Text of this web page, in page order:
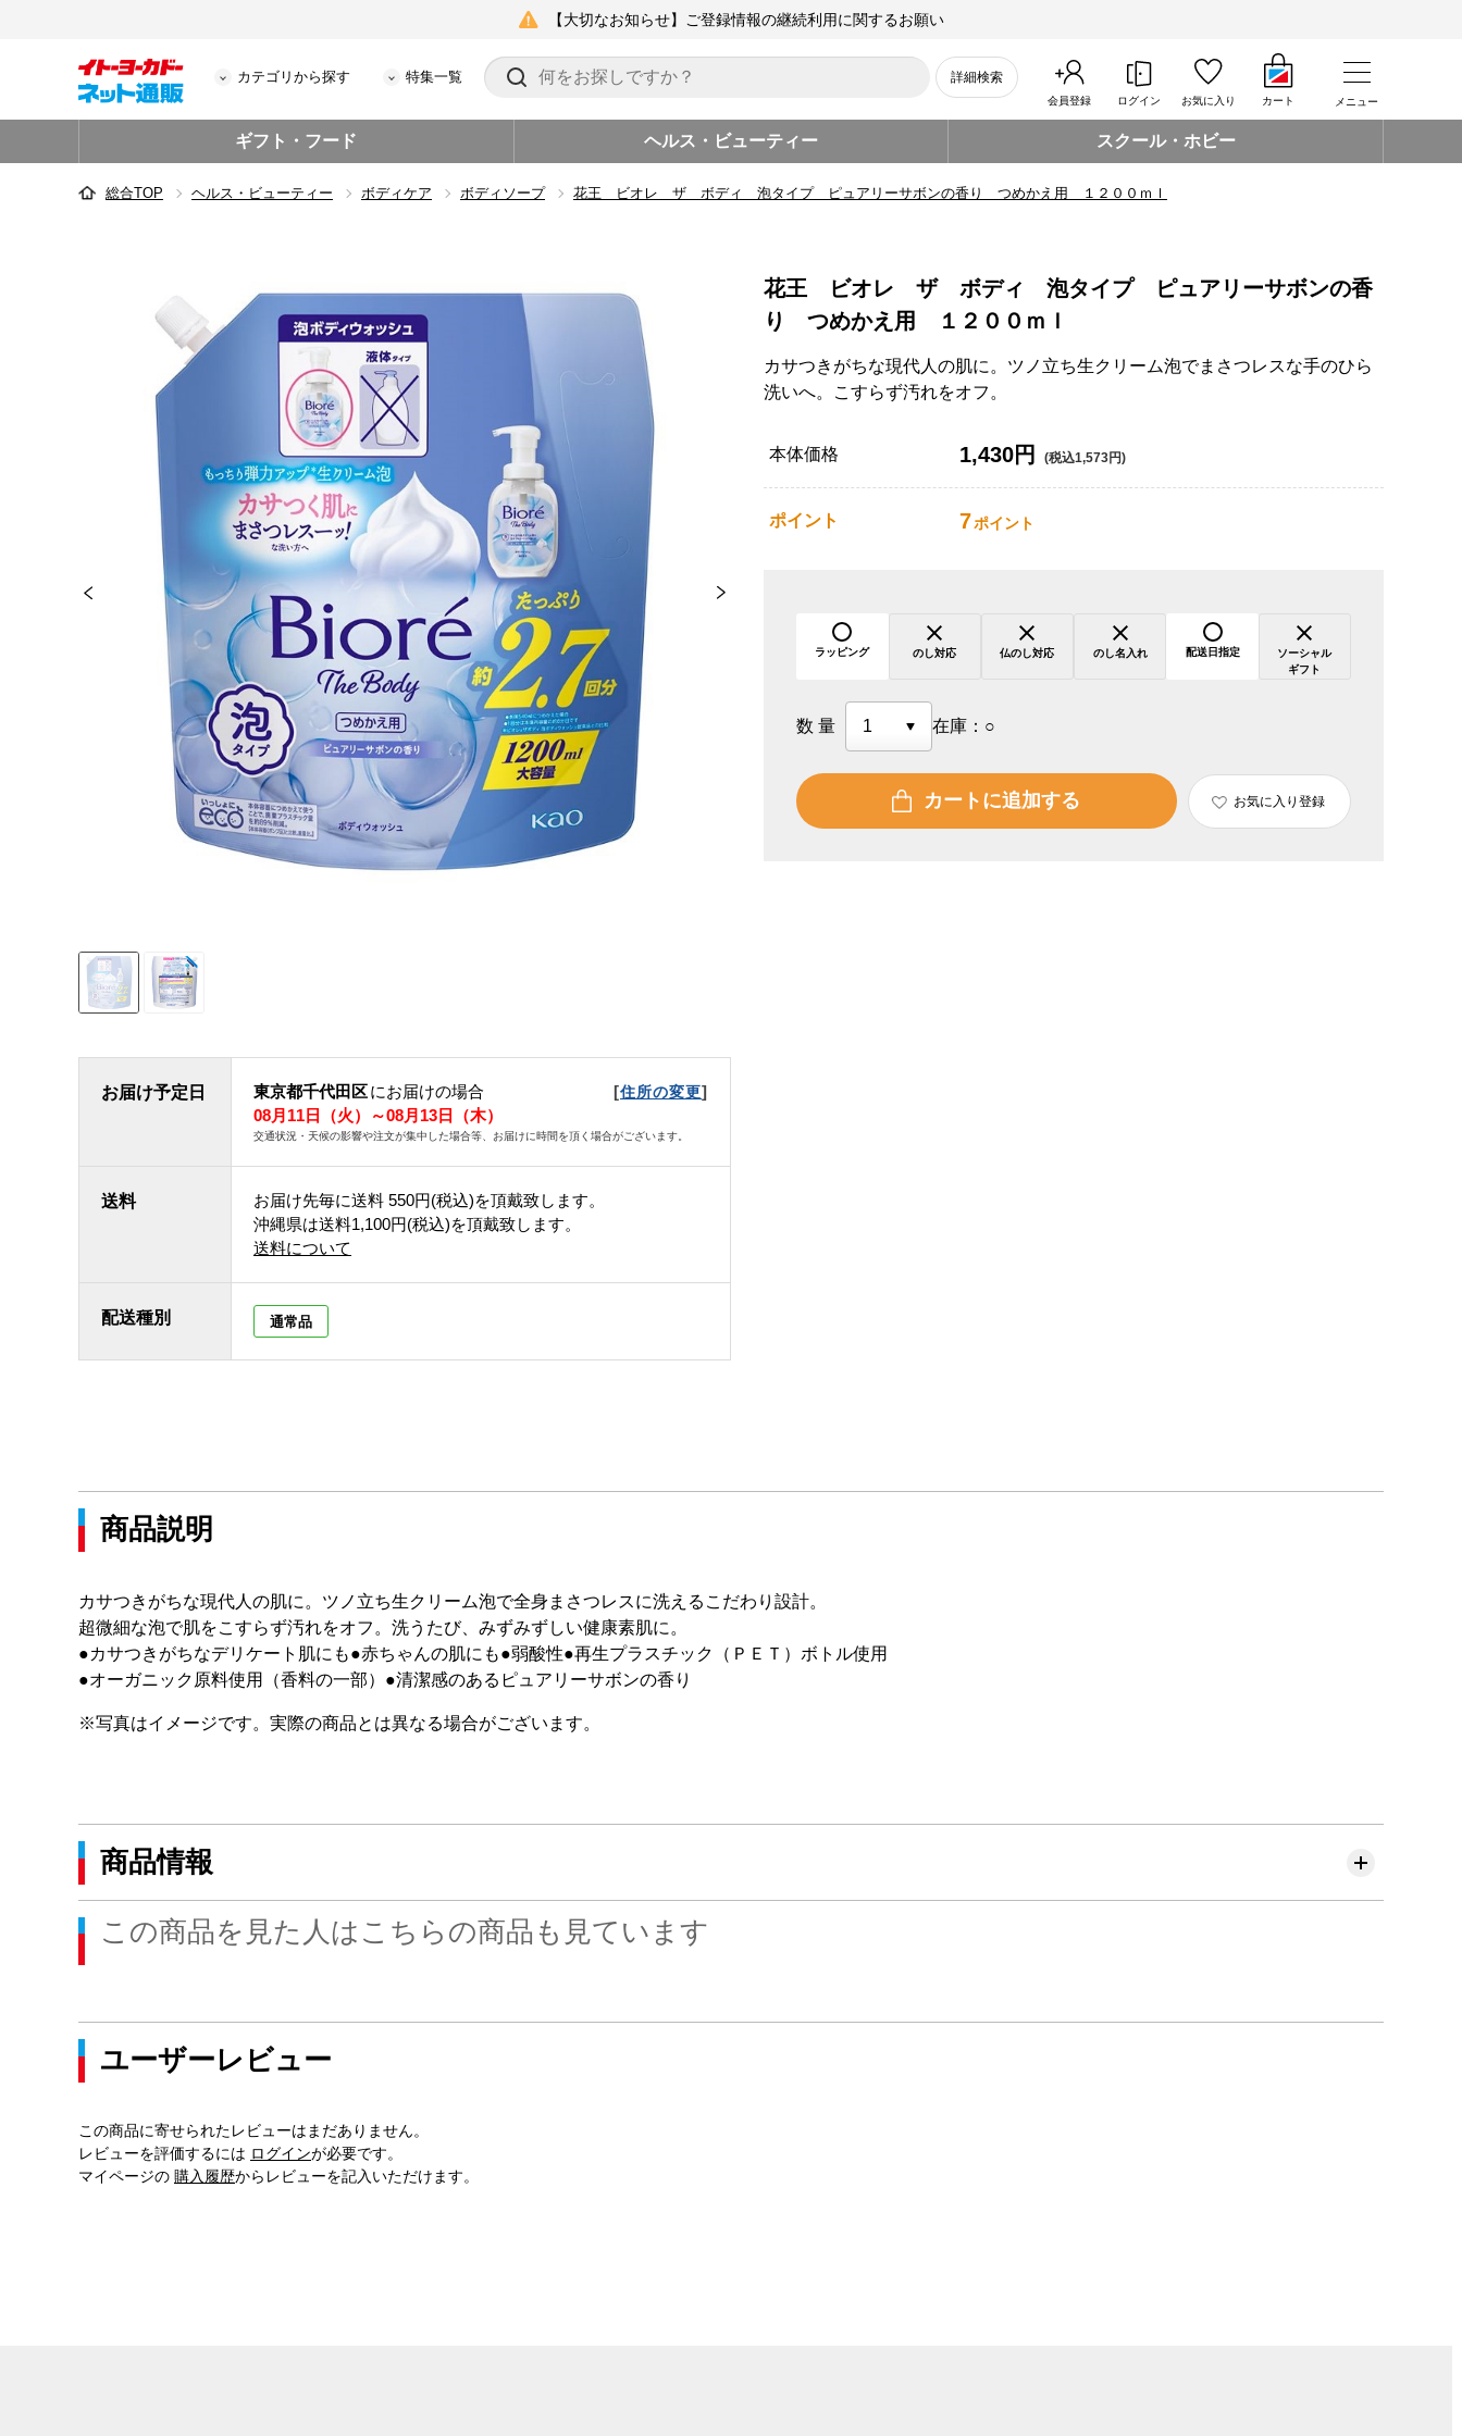
【大切なお知らせ】ご登録情報の継続利用に関するお願い
カテゴリから探す 特集一覧 詳細検索
会員登録 ログイン お気に入り カート メニュー
ギフト・フード ヘルス・ビューティー スクール・ホビー
総合TOP ヘルス・ビューティー ボディケア ボディソープ 花王 ビオレ ザ ボディ 泡タイプ ピュアリーサボンの香り つめかえ用 １２００ｍｌ
お届け予定日 東京都千代田区にお届けの場合 [住所の変更]
08月11日（火）～08月13日（木）
交通状況・天候の影響や注文が集中した場合等、お届けに時間を頂く場合がございます。
送料 お届け先毎に送料 550円(税込)を頂戴致します。
沖縄県は送料1,100円(税込)を頂戴致します。
送料について
配送種別 通常品
花王 ビオレ ザ ボディ 泡タイプ ピュアリーサボンの香
り つめかえ用 １２００ｍｌ
カサつきがちな現代人の肌に。ツノ立ち生クリーム泡でまさつレスな手のひら
洗いへ。こすらず汚れをオフ。
本体価格 1,430円 (税込1,573円)
ポイント 7ポイント
ラッピング のし対応 仏のし対応 のし名入れ 配送日指定
ソーシャル
ギフト
数量 在庫： ○
カートに追加する お気に入り登録
商品説明
カサつきがちな現代人の肌に。ツノ立ち生クリーム泡で全身まさつレスに洗えるこだわり設計。
超微細な泡で肌をこすらず汚れをオフ。洗うたび、みずみずしい健康素肌に。
●カサつきがちなデリケート肌にも●赤ちゃんの肌にも●弱酸性●再生プラスチック（ＰＥＴ）ボトル使用
●オーガニック原料使用（香料の一部）●清潔感のあるピュアリーサボンの香り
※写真はイメージです。実際の商品とは異なる場合がございます。
商品情報
この商品を見た人はこちらの商品も見ています
ユーザーレビュー
この商品に寄せられたレビューはまだありません。
レビューを評価するには ログインが必要です。
マイページの 購入履歴からレビューを記入いただけます。